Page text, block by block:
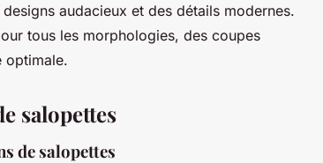
audacieux et des détails modernes.
tous les morphologies, des coupes
optimale.
salopettes
de salopettes